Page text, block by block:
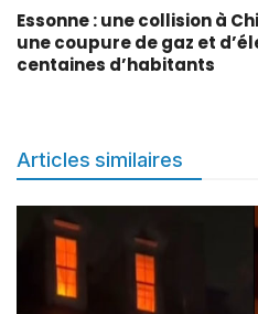
Essonne : une collision à
une coupure de gaz et
centaines d’habitants
Articles similaires